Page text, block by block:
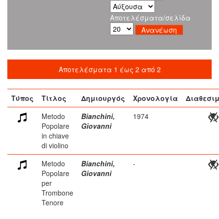
Αποτελέσματα/σελίδα
Αποτελέσματα 1 έως 2 από 2
Τύπος Τίτλος Δημιουργός Χρονολογία
Metodo
Popolare
in chiave
di violino
Bianchini,
Giovanni
1974
Metodo
Popolare
per
Trombone
Tenore
Bianchini,
Giovanni
-